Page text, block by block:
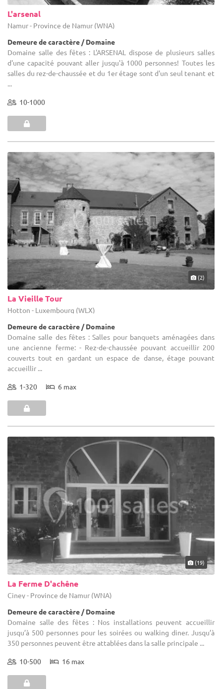
L'arsenal
Namur - Province de Namur (WNA)
Demeure de caractère / Domaine
Domaine salle des fêtes : L'ARSENAL dispose de plusieurs salles
d'une capacité pouvant aller jusqu'à 1000 personnes! Toutes les
salles du rez-de-chaussée et du 1er étage sont d'un seul tenant et
10-1000
(2)
La Vieille Tour
Hotton - Luxembourg (WLX)
Demeure de caractère / Domaine
Domaine salle des fêtes : Salles pour banquets aménagées dans
une ancienne ferme: - Rez-de-chaussée pouvant accueillir 200
couverts tout en gardant un espace de danse, étage pouvant
accueillir ...
1-320 6 max
(19)
La Ferme D'achêne
Ciney - Province de Namur (WNA)
Demeure de caractère / Domaine
Domaine salle des fêtes : Nos installations peuvent accueillir
jusqu’à 500 personnes pour les soirées ou walking diner. Jusqu’à
350 personnes peuvent être attablées dans la salle principale ...
10-500 16 max